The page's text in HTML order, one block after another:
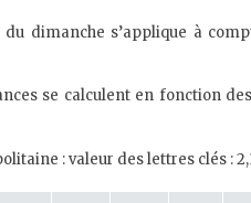
dimanche s’applique à
se calculent en fonction
: valeur des lettres clés :